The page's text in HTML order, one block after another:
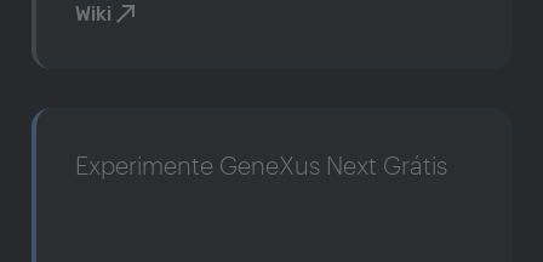
Wiki
Experimente GeneXus Next Grátis